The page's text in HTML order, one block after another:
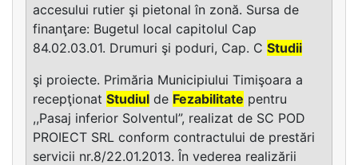
accesului rutier şi pietonal în zonă. Sursa de
finanţare: Bugetul local capitolul Cap
84.02.03.01. Drumuri şi poduri, Cap. C Studii
şi proiecte. Primăria Municipiului Timişoara a
recepţionat Studiul de Fezabilitate pentru
,,Pasaj inferior Solventul”, realizat de SC POD
PROIECT SRL conform contractului de prestări
servicii nr.8/22.01.2013. În vederea realizării